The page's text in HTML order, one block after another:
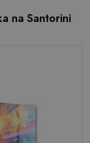
na Santorini